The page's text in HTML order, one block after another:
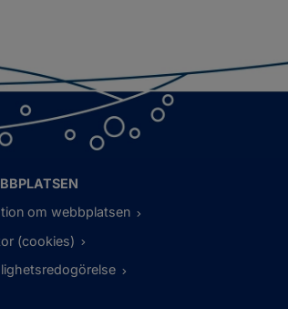
om webbplatsen
(cookies)